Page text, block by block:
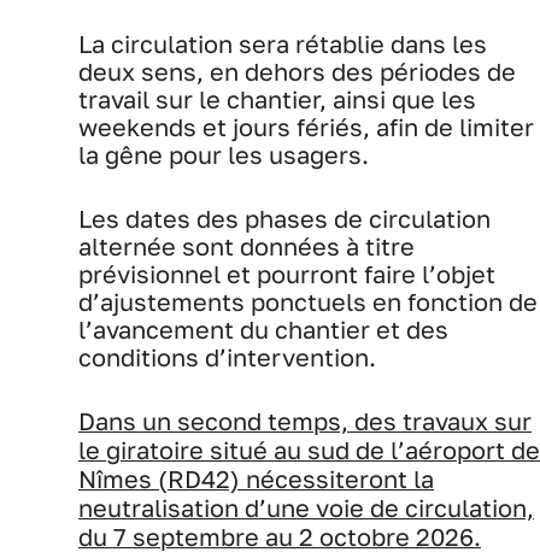
La circulation sera rétablie dans les
deux sens, en dehors des périodes de
travail sur le chantier, ainsi que les
weekends et jours fériés, afin de limiter
la gêne pour les usagers.
Les dates des phases de circulation
alternée sont données à titre
prévisionnel et pourront faire l’objet
d’ajustements ponctuels en fonction de
l’avancement du chantier et des
conditions d’intervention.
Dans un second temps, des travaux sur
le giratoire situé au sud de l’aéroport de
Nîmes (RD42) nécessiteront la
neutralisation d’une voie de circulation,
du 7 septembre au 2 octobre 2026.